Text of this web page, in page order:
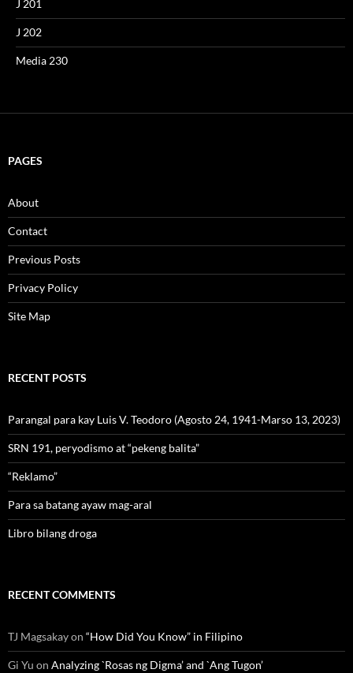
J 201
J 202
Media 230
PAGES
About
Contact
Previous Posts
Privacy Policy
Site Map
RECENT POSTS
Parangal para kay Luis V. Teodoro (Agosto 24, 1941-Marso 13, 2023)
SRN 191, peryodismo at “pekeng balita”
“Reklamo”
Para sa batang ayaw mag-aral
Libro bilang droga
RECENT COMMENTS
TJ Magsakayon “How Did You Know” in Filipino
Gi Yu on Analyzing `Rosas ng Digma’ and `Ang Tugon’